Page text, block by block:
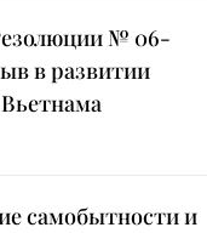
№ 06-
в развитии
самобытности и